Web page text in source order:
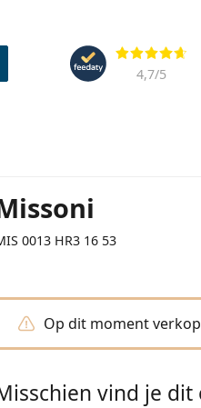
Beoordelingen
4,7/5
0013 HR3 16 53
Op dit moment
vind je dit